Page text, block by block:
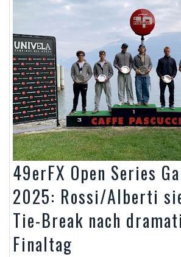
49erFX Open Series
2025: Rossi/Alberti
Tie-Break nach
Finaltag